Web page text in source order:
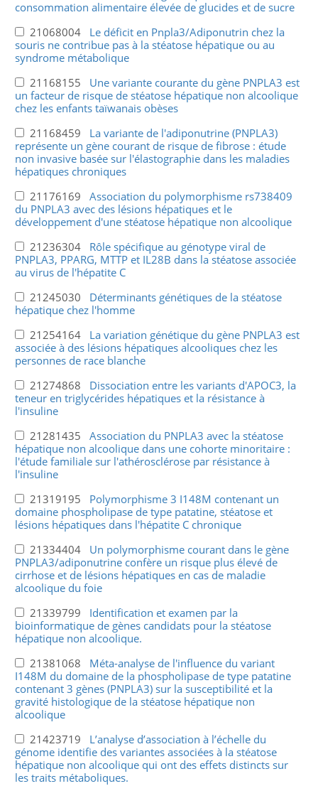
consommation alimentaire élevée de glucides et de sucre
21068004 Le déficit en Pnpla3/Adiponutrin chez la
souris ne contribue pas à la stéatose hépatique ou au
syndrome métabolique
21168155 Une variante courante du gène PNPLA3 est
un facteur de risque de stéatose hépatique non alcoolique
chez les enfants taïwanais obèses
21168459 La variante de l'adiponutrine (PNPLA3)
représente un gène courant de risque de fibrose : étude
non invasive basée sur l'élastographie dans les maladies
hépatiques chroniques
21176169 Association du polymorphisme rs738409
du PNPLA3 avec des lésions hépatiques et le
développement d'une stéatose hépatique non alcoolique
21236304 Rôle spécifique au génotype viral de
PNPLA3, PPARG, MTTP et IL28B dans la stéatose associée
au virus de l'hépatite C
21245030 Déterminants génétiques de la stéatose
hépatique chez l'homme
21254164 La variation génétique du gène PNPLA3 est
associée à des lésions hépatiques alcooliques chez les
personnes de race blanche
21274868 Dissociation entre les variants d'APOC3, la
teneur en triglycérides hépatiques et la résistance à
l'insuline
21281435 Association du PNPLA3 avec la stéatose
hépatique non alcoolique dans une cohorte minoritaire :
l'étude familiale sur l'athérosclérose par résistance à
l'insuline
21319195 Polymorphisme 3 I148M contenant un
domaine phospholipase de type patatine, stéatose et
lésions hépatiques dans l'hépatite C chronique
21334404 Un polymorphisme courant dans le gène
PNPLA3/adiponutrine confère un risque plus élevé de
cirrhose et de lésions hépatiques en cas de maladie
alcoolique du foie
21339799 Identification et examen par la
bioinformatique de gènes candidats pour la stéatose
hépatique non alcoolique.
21381068 Méta-analyse de l'influence du variant
I148M du domaine de la phospholipase de type patatine
contenant 3 gènes (PNPLA3) sur la susceptibilité et la
gravité histologique de la stéatose hépatique non
alcoolique
21423719 L’analyse d’association à l’échelle du
génome identifie des variantes associées à la stéatose
hépatique non alcoolique qui ont des effets distincts sur
les traits métaboliques.